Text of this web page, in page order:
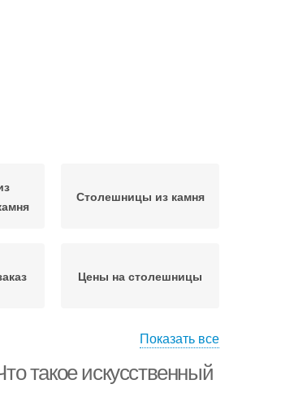
Столешницы из камня
Цены на столешницы
Показать все
такое искусственный